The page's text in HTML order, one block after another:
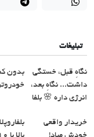
تبلیغات
نگاهِ قبل، خستگی
داشت... نگاهِ بعد،
انرژی داره 🌸 بلفا
بدون
خریدار واقعی